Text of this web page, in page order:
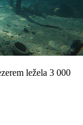
ležela 3 000